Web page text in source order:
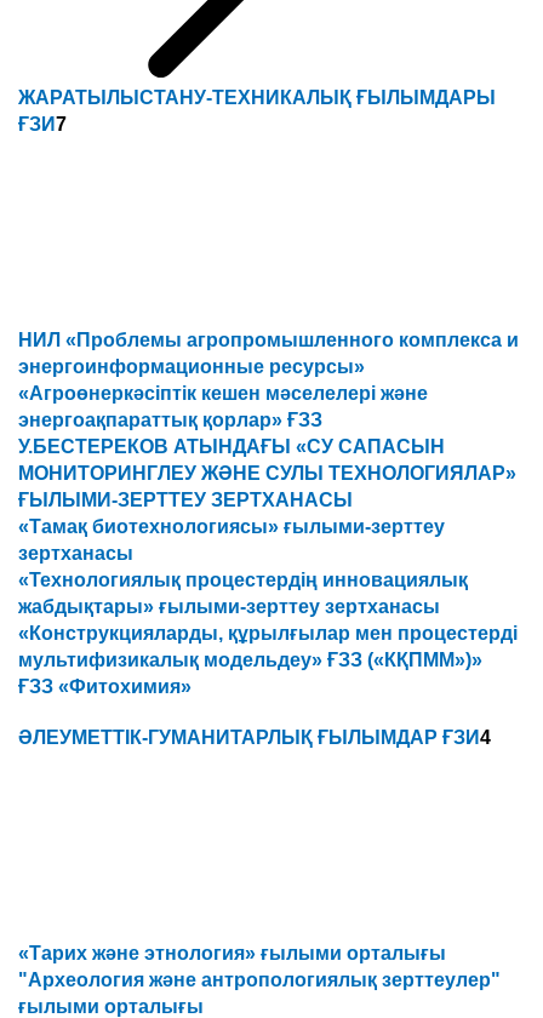
ЖАРАТЫЛЫСТАНУ-ТЕХНИКАЛЫҚ ҒЫЛЫМДАРЫ
ҒЗИ7
НИЛ «Проблемы агропромышленного комплекса и
энергоинформационные ресурсы»
«Агроөнеркәсіптік кешен мәселелері және
энергоақпараттық қорлар» ҒЗЗ
У.БЕСТЕРЕКОВ АТЫНДАҒЫ «СУ САПАСЫН
МОНИТОРИНГЛЕУ ЖӘНЕ СУЛЫ ТЕХНОЛОГИЯЛАР»
ҒЫЛЫМИ-ЗЕРТТЕУ ЗЕРТХАНАСЫ
«Тамақ биотехнологиясы» ғылыми-зерттеу
зертханасы
«Технологиялық процестердің инновациялық
жабдықтары» ғылыми-зерттеу зертханасы
«Конструкцияларды, құрылғылар мен процестерді
мультифизикалық модельдеу» ҒЗЗ («КҚПММ»)»
ҒЗЗ «Фитохимия»
ӘЛЕУМЕТТІК-ГУМАНИТАРЛЫҚ ҒЫЛЫМДАР ҒЗИ4
«Тарих және этнология» ғылыми орталығы
"Археология және антропологиялық зерттеулер"
ғылыми орталығы